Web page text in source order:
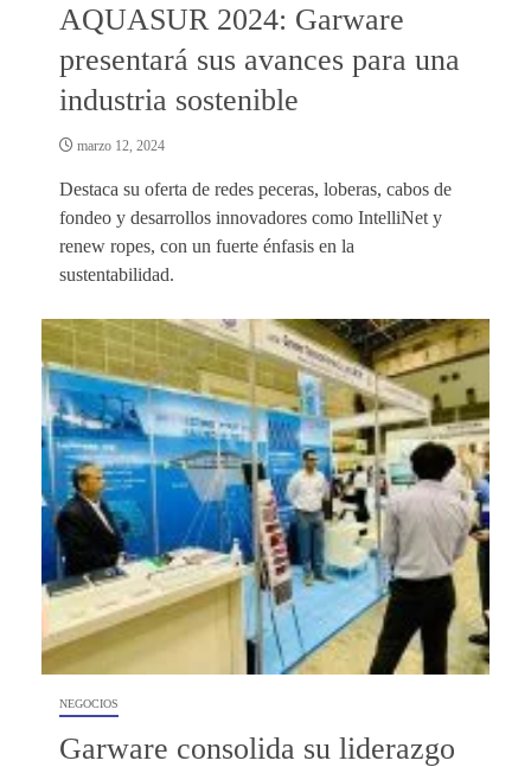
AQUASUR 2024: Garware
presentará sus avances para una
industria sostenible
marzo 12, 2024
Destaca su oferta de redes peceras, loberas, cabos de
fondeo y desarrollos innovadores como IntelliNet y
renew ropes, con un fuerte énfasis en la
sustentabilidad.
NEGOCIOS
Garware consolida su liderazgo